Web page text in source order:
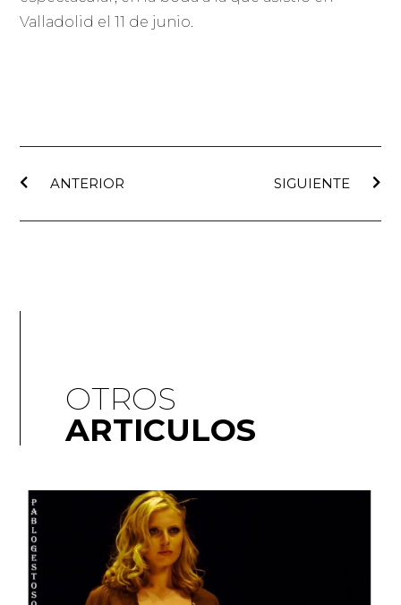
Valladolid el 11 de junio.
ANTERIOR SIGUIENTE
OTROS
ARTICULOS